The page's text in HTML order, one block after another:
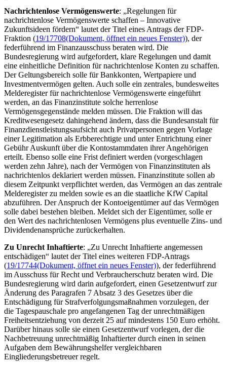
Nachrichtenlose Vermögenswerte: „Regelungen für
nachrichtenlose Vermögenswerte schaffen – Innovative
Zukunftsideen fördern“ lautet der Titel eines Antrags der FDP-
Fraktion (19/17708(Dokument, öffnet ein neues Fenster)), der
federführend im Finanzausschuss beraten wird. Die
Bundesregierung wird aufgefordert, klare Regelungen und damit
eine einheitliche Definition für nachrichtenlose Konten zu schaffen.
Der Geltungsbereich solle für Bankkonten, Wertpapiere und
Investmentvermögen gelten. Auch solle ein zentrales, bundesweites
Melderegister für nachrichtenlose Vermögenswerte eingeführt
werden, an das Finanzinstitute solche herrenlose
Vermögensgegenstände melden müssen. Die Fraktion will das
Kreditwesengesetz dahingehend ändern, dass die Bundesanstalt für
Finanzdienstleistungsaufsicht auch Privatpersonen gegen Vorlage
einer Legitimation als Erbberechtigte und unter Entrichtung einer
Gebühr Auskunft über die Kontostammdaten ihrer Angehörigen
erteilt. Ebenso solle eine Frist definiert werden (vorgeschlagen
werden zehn Jahre), nach der Vermögen von Finanzinstituten als
nachrichtenlos deklariert werden müssen. Finanzinstitute sollen ab
diesem Zeitpunkt verpflichtet werden, das Vermögen an das zentrale
Melderegister zu melden sowie es an die staatliche KfW Capital
abzuführen. Der Anspruch der Kontoeigentümer auf das Vermögen
solle dabei bestehen bleiben. Meldet sich der Eigentümer, solle er
den Wert des nachrichtenlosen Vermögens plus eventuelle Zins- und
Dividendenansprüche zurückerhalten.
Zu Unrecht Inhaftierte: „Zu Unrecht Inhaftierte angemessen
entschädigen“ lautet der Titel eines weiteren FDP-Antrags
(19/17744(Dokument, öffnet ein neues Fenster)), der federführend
im Ausschuss für Recht und Verbraucherschutz beraten wird. Die
Bundesregierung wird darin aufgefordert, einen Gesetzentwurf zur
Änderung des Paragrafen 7 Absatz 3 des Gesetzes über die
Entschädigung für Strafverfolgungsmaßnahmen vorzulegen, der
die Tagespauschale pro angefangenen Tag der unrechtmäßigen
Freiheitsentziehung von derzeit 25 auf mindestens 150 Euro erhöht.
Darüber hinaus solle sie einen Gesetzentwurf vorlegen, der die
Nachbetreuung unrechtmäßig Inhaftierter durch einen in seinen
Aufgaben dem Bewährungshelfer vergleichbaren
Eingliederungsbetreuer regelt.